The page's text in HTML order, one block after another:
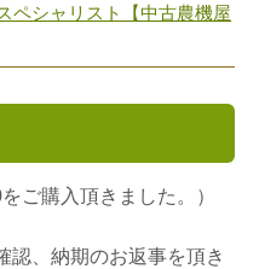
ペシャリスト【中古農機屋
ご購入頂きました。）
認、納期のお返事を頂き